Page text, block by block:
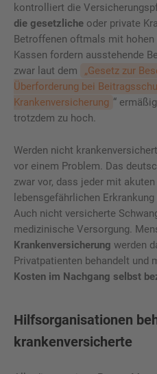
kontrolliert die
die gesetzliche oder private
Betroffenen oftmals mit hohen
Kassen fordern ausstehende
zwar laut dem
„Gesetz zur
Überforderung bei
Krankenversicherung “
trotzdem zu hoch.
Werden nicht
vor einem Problem. Das
zwar vor, dass jeder mit
lebensgefährlichen
Auch nicht versicherte
medizinische Versorgung.
Krankenversicherung werden
Privatpatienten behandelt und
Kosten im Nachgang selbst
Hilfsorganisationen
krankenversicherte